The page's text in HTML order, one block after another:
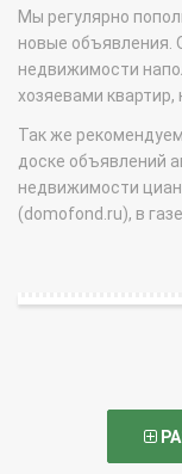
Мы регулярно
новые объявления.
недвижимости
хозяевами
Так же
доске объявлений
недвижимости
(domofond.ru), в